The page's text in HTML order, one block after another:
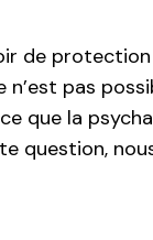
de
pas
que la
question,